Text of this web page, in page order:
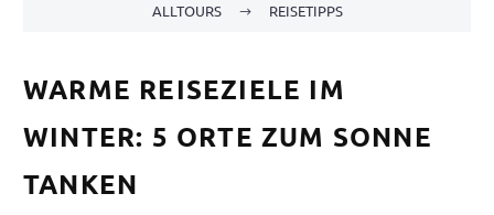
ALLTOURS REISETIPPS
WARME REISEZIELE IM
WINTER: 5 ORTE ZUM SONNE
TANKEN